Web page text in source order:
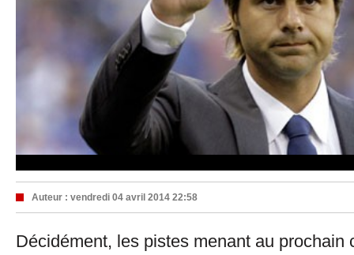
Auteur : vendredi 04 avril 2014 22:58
Décidément, les pistes menant au prochain